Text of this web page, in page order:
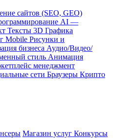
сайтов (SEO, GEO)
AI —
Тексты 3D Графика
Mobile Рисунки и
бизнеса Аудио/Видео/
стиль Анимация
менеджмент
сети Браузеры Крипто
Магазин услуг Конкурсы